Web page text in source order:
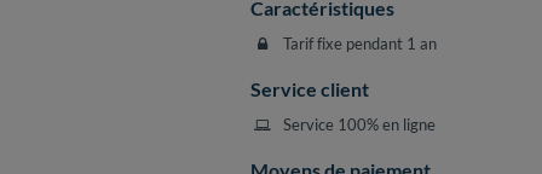
Caractéristiques
Tarif fixe pendant 1 an
Service client
Service 100% en ligne